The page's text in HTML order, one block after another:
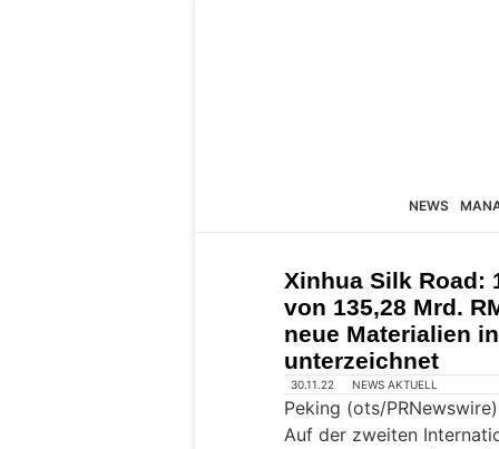
NEWS
Xinhua Silk Road:
von 135,28 Mrd.
neue Materialien
unterzeichnet
30.11.22 NEWS AKTUELL
Peking (ots/
Auf der zweiten